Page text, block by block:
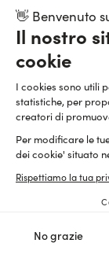
👋 Benvenuto
Il nostro
cookie
I cookies sono utili
statistiche, per
creatori di
Per modificare le
dei cookie' situato
Rispettiamo la tua
No grazie
queste
addebitato sul
l'obiettivo di
Prima della data
l’Utente Ulule
l'importo del
Se alla fine
raggiunto
dell’Utente
Se alla fine
superato